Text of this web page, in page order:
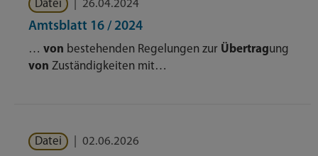
Datei 26.04.2024
Amtsblatt 16 / 2024
… von bestehenden Regelungen zur Übertragung
von Zuständigkeiten mit…
Datei 02.06.2026